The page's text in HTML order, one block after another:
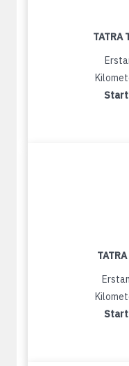
TATRA